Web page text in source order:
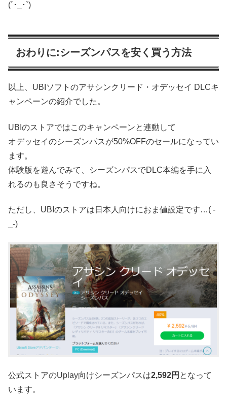
(´･_･`)
おわりに:シーズンパスを安く買う方法
以上、UBIソフトのアサシンクリード・オデッセイ DLCキ
ャンペーンの紹介でした。
UBIのストアではこのキャンペーンと連動して
オデッセイのシーズンパスが50%OFFのセールになってい
ます。
体験版を遊んでみて、シーズンパスでDLC本編を手に入
れるのも良さそうですね。
ただし、UBIのストアは日本人向けにおま値設定です…( -
_-)
公式ストアのUplay向けシーズンパスは2,592円 となって
います。